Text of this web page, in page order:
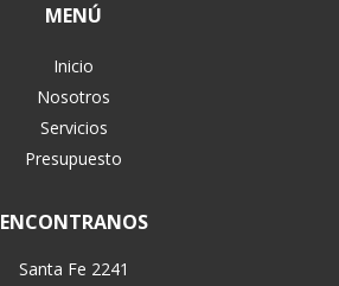
MENÚ
Inicio
Nosotros
Servicios
Presupuesto
ENCONTRANOS
Santa Fe 2241